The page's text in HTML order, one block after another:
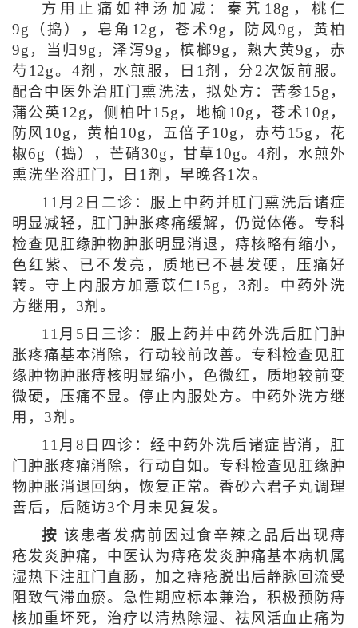
方用止痛如神汤加减：秦艽18g，桃仁
9g（捣），皂角12g，苍术9g，防风9g，黄柏
9g，当归9g，泽泻9g，槟榔9g，熟大黄9g，赤
芍12g。4剂，水煎服，日1剂，分2次饭前服。
配合中医外治肛门熏洗法，拟处方：苦参15g，
蒲公英12g，侧柏叶15g，地榆10g，苍术10g，
防风10g，黄柏10g，五倍子10g，赤芍15g，花
椒6g（捣），芒硝30g，甘草10g。4剂，水煎外
熏洗坐浴肛门，日1剂，早晚各1次。
11月2日二诊：服上中药并肛门熏洗后诸症
明显减轻，肛门肿胀疼痛缓解，仍觉体倦。专科
检查见肛缘肿物肿胀明显消退，痔核略有缩小，
色红紫、已不发亮，质地已不甚发硬，压痛好
转。守上内服方加薏苡仁15g，3剂。中药外洗
方继用，3剂。
11月5日三诊：服上药并中药外洗后肛门肿
胀疼痛基本消除，行动较前改善。专科检查见肛
缘肿物肿胀痔核明显缩小，色微红，质地较前变
微硬，压痛不显。停止内服处方。中药外洗方继
用，3剂。
11月8日四诊：经中药外洗后诸症皆消，肛
门肿胀疼痛消除，行动自如。专科检查见肛缘肿
物肿胀消退回纳，恢复正常。香砂六君子丸调理
善后，后随访3个月未见复发。
按 该患者发病前因过食辛辣之品后出现痔
疮发炎肿痛，中医认为痔疮发炎肿痛基本病机属
湿热下注肛门直肠，加之痔疮脱出后静脉回流受
阻致气滞血瘀。急性期应标本兼治，积极预防痔
核加重坏死，治疗以清热除湿、祛风活血止痛为